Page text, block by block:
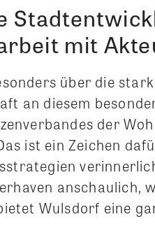
mit
über die
an diesem
der
ist ein Zeichen
Wulsdorf eine